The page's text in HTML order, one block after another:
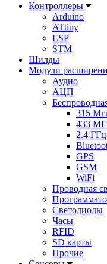
Контроллеры
Arduino
ATtiny
ESP
STM
Шилды
Модули
Аудио
АЦП
315
433
2.4 ГГц
GPS
GSM
WiFi
Проводная
Светодиоды
Часы
RFID
SD карты
Прочие